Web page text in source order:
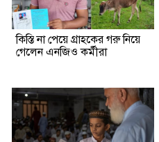
কিস্তি না পেয়ে গ্রাহকের গরু নিয়ে
গেলেন এনজিও কর্মীরা